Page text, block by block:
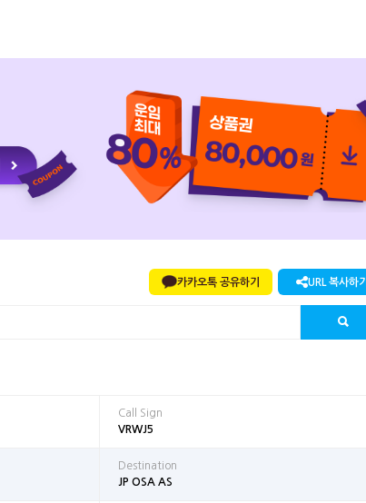
카카오톡 공유하기 URL 복사하기
Call Sign
VRWJ5
Destination
JP OSA AS